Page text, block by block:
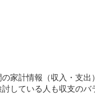
家計情報（収入・支
している人も収支のバ